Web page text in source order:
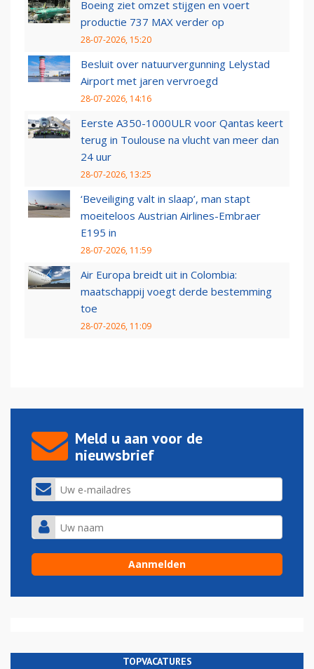
Boeing ziet omzet stijgen en voert
productie 737 MAX verder op
28-07-2026, 15:20
Besluit over natuurvergunning Lelystad
Airport met jaren vervroegd
28-07-2026, 14:16
Eerste A350-1000ULR voor Qantas keert
terug in Toulouse na vlucht van meer dan
24 uur
28-07-2026, 13:25
‘Beveiliging valt in slaap’, man stapt
moeiteloos Austrian Airlines-Embraer
E195 in
28-07-2026, 11:59
Air Europa breidt uit in Colombia:
maatschappij voegt derde bestemming
toe
28-07-2026, 11:09
Meld u aan voor de
nieuwsbrief
TOPVACATURES